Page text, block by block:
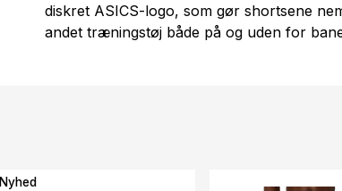
diskret ASICS-logo, som gør shortsene
andet træningstøj både på og uden for
Nyhed